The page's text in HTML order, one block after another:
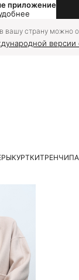
приложение
вашу страну можно
версии
КУРТКИТРЕНЧИ